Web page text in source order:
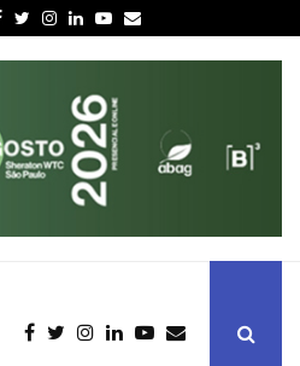
Facebook
Twitter
Instagram
LinkedinYoutube
Email